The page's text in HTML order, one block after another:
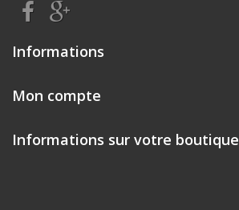
Informations
Mon compte
Informations sur votre boutique